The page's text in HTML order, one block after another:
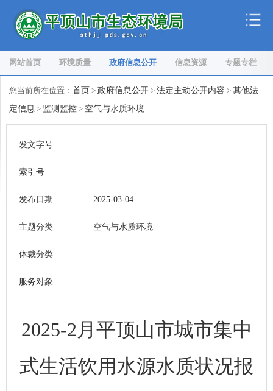
网站首页 环境质量 政府信息公开 信息资源 专题专栏
您当前所在位置： 首页 > 政府信息公开 > 法定主动公开内容 > 其他法
定信息 > 监测监控 > 空气与水质环境
发文字号
索引号
发布日期 2025-03-04
主题分类 空气与水质环境
体裁分类
服务对象
2025-2月平顶山市城市集中
式生活饮用水源水质状况报